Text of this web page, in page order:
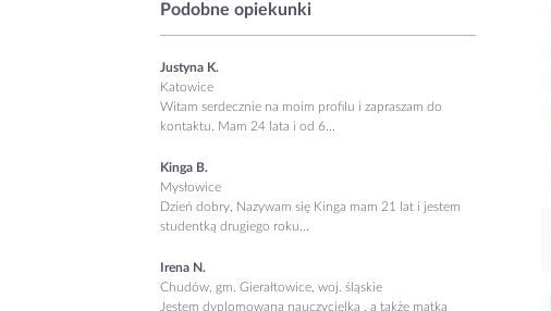
Podobne opiekunki
Justyna K.
Katowice
Witam serdecznie na moim profilu i zapraszam do
kontaktu. Mam 24 lata i od 6...
Kinga B.
Mysłowice
Dzień dobry, Nazywam się Kinga mam 21 lat i jestem
studentką drugiego roku...
Irena N.
Chudów, gm. Gierałtowice, woj. śląskie
Jestem dyplomowana nauczycielką , a także matką